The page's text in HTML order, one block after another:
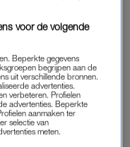
een wissel op de
de medewerkers.
ze minder energie.
ze werken in de zorg
minder werkplezier.
voor de volgende
Beperkte gegevens
begrijpen aan de
uit verschillende bronnen.
advertenties.
verbeteren. Profielen
advertenties. Beperkte
aanmaken ter
selectie van
meten.